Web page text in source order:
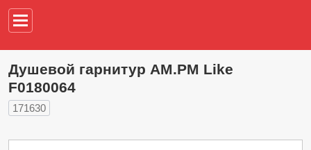
Душевой гарнитур AM.PM Like
F0180064
171630